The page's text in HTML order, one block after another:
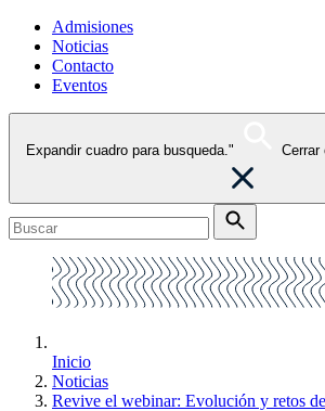
Admisiones
Noticias
Contacto
Eventos
Expandir cuadro para busqueda." Cerrar
Inicio
Noticias
Revive el webinar: Evolución y retos